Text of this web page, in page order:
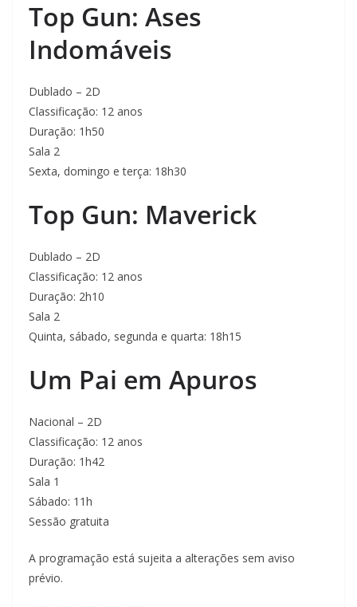
Top Gun: Ases
Indomáveis
Dublado – 2D
Classificação: 12 anos
Duração: 1h50
Sala 2
Sexta, domingo e terça: 18h30
Top Gun: Maverick
Dublado – 2D
Classificação: 12 anos
Duração: 2h10
Sala 2
Quinta, sábado, segunda e quarta: 18h15
Um Pai em Apuros
Nacional – 2D
Classificação: 12 anos
Duração: 1h42
Sala 1
Sábado: 11h
Sessão gratuita
A programação está sujeita a alterações sem aviso
prévio.